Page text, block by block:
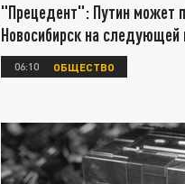
"Прецедент": Путин может
Новосибирск на следующей
06:10 ОБЩЕСТВО